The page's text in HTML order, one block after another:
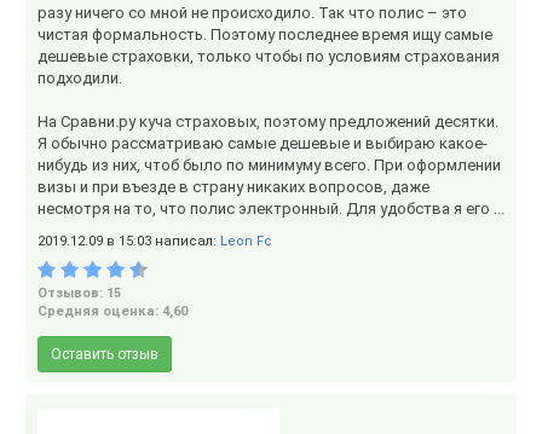
разу ничего со мной не происходило. Так что полис – это
чистая формальность. Поэтому последнее время ищу самые
дешевые страховки, только чтобы по условиям страхования
подходили.
На Сравни.ру куча страховых, поэтому предложений десятки.
Я обычно рассматриваю самые дешевые и выбираю какое-
нибудь из них, чтоб было по минимуму всего. При оформлении
визы и при въезде в страну никаких вопросов, даже
несмотря на то, что полис электронный. Для удобства я его ...
2019.12.09 в 15:03 написал: Leon Fc
Отзывов: 15
Средняя оценка: 4,60
Оставить отзыв